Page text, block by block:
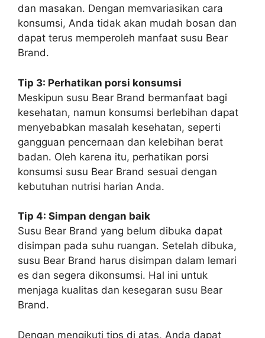
dan masakan. Dengan memvariasikan cara
konsumsi, Anda tidak akan mudah bosan dan
dapat terus memperoleh manfaat susu Bear
Brand.
Tip 3: Perhatikan porsi konsumsi
Meskipun susu Bear Brand bermanfaat bagi
kesehatan, namun konsumsi berlebihan dapat
menyebabkan masalah kesehatan, seperti
gangguan pencernaan dan kelebihan berat
badan. Oleh karena itu, perhatikan porsi
konsumsi susu Bear Brand sesuai dengan
kebutuhan nutrisi harian Anda.
Tip 4: Simpan dengan baik
Susu Bear Brand yang belum dibuka dapat
disimpan pada suhu ruangan. Setelah dibuka,
susu Bear Brand harus disimpan dalam lemari
es dan segera dikonsumsi. Hal ini untuk
menjaga kualitas dan kesegaran susu Bear
Brand.
Dengan mengikuti tips di atas, Anda dapat